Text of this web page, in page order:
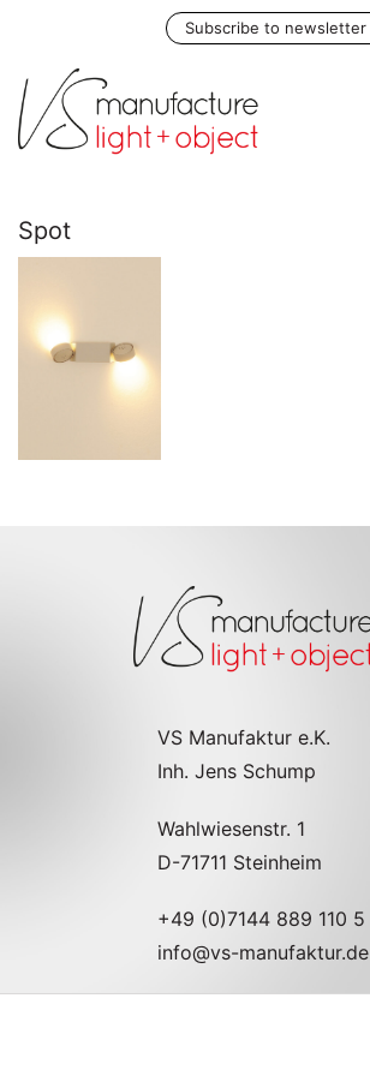
Subscribe to newsletter
VS Manufaktur e.K.
Inh. Jens Schump
Wahlwiesenstr. 1
D-71711 Steinheim
+49 (0)7144 889 110 5
info@vs-manufaktur.de